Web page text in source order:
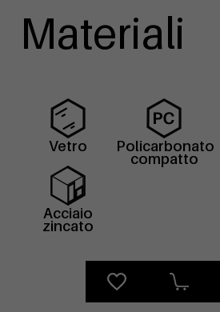
Materiali
Vetro Policarbonato
compatto
Acciaio
zincato